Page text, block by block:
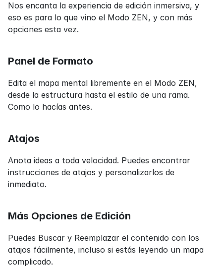
Nos encanta la experiencia de edición inmersiva, y
eso es para lo que vino el Modo ZEN, y con más
opciones esta vez.
Panel de Formato
Edita el mapa mental libremente en el Modo ZEN,
desde la estructura hasta el estilo de una rama.
Como lo hacías antes.
Atajos
Anota ideas a toda velocidad. Puedes encontrar
instrucciones de atajos y personalizarlos de
inmediato.
Más Opciones de Edición
Puedes Buscar y Reemplazar el contenido con los
atajos fácilmente, incluso si estás leyendo un mapa
complicado.